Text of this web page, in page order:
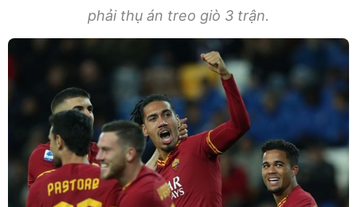
phải thụ án treo giò 3 trận.